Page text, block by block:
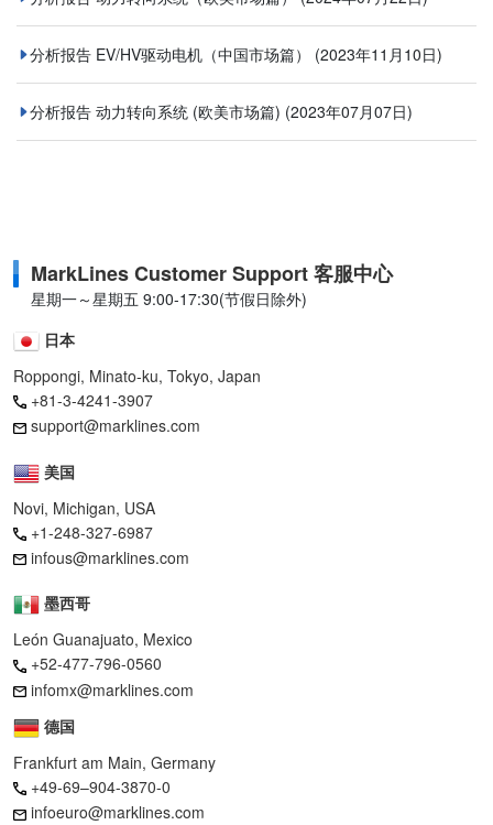
分析报告 EV/HV驱动电机（中国市场篇） (2023年11月10日)
分析报告 动力转向系统 (欧美市场篇) (2023年07月07日)
MarkLines Customer Support 客服中心
星期一～星期五 9:00-17:30(节假日除外)
日本
Roppongi, Minato-ku, Tokyo, Japan
+81-3-4241-3907
support@marklines.com
美国
Novi, Michigan, USA
+1-248-327-6987
infous@marklines.com
墨西哥
León Guanajuato, Mexico
+52-477-796-0560
infomx@marklines.com
德国
Frankfurt am Main, Germany
+49-69–904-3870-0
infoeuro@marklines.com